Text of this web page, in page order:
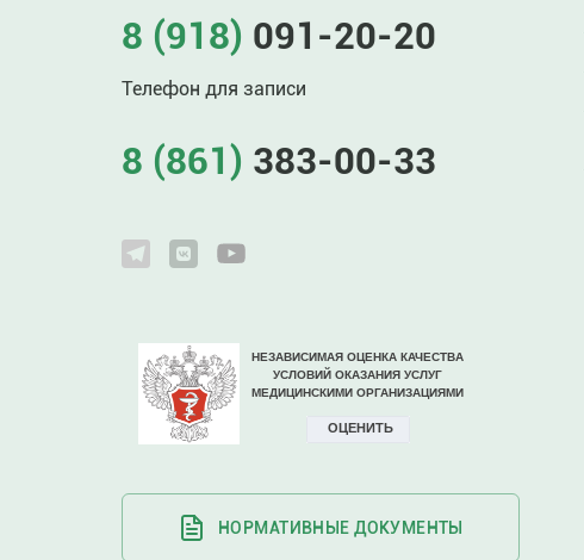
8 (918) 091-20-20
Телефон для записи
8 (861) 383-00-33
НОРМАТИВНЫЕ ДОКУМЕНТЫ